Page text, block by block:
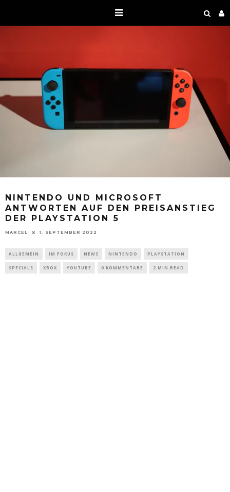
NINTENDO UND MICROSOFT
ANTWORTEN AUF DEN PREISANSTIEG
DER PLAYSTATION 5
MARCEL 1. SEPTEMBER 2022
ALLGEMEIN IM FOKUS NEWS NINTENDO PLAYSTATION
SPECIALS XBOX YOUTUBE 0 KOMMENTARE 2 MIN READ